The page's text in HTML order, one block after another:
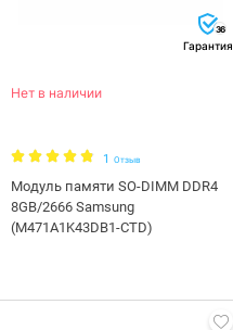
36
Гарантия
Нет в наличии
1 Отзыв
Модуль памяти SO-DIMM DDR4
8GB/2666 Samsung
(M471A1K43DB1-CTD)